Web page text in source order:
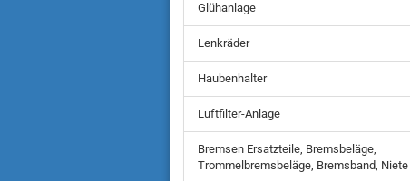
Glühanlage
Lenkräder
Haubenhalter
Luftfilter-Anlage
Bremsen Ersatzteile, Bremsbeläge,
Trommelbremsbeläge, Bremsband, Niete